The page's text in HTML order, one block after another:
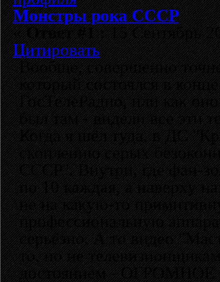
Монстры рока СССР
«Ответ #1 :15 Сентябрь
Цитировать
Вообще, совершенно
который состоялся в
ГосТелеРадио, или как
был там - видели все эти
Когда я шёл туда, в ДС
скоплению серых
СССР". Внутри, где фан-
по 10 каждая, а наверху
не на какую-то
профессиональную
серьёзно. А то видео
то, но не
достоянием -